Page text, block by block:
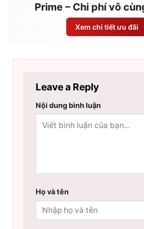
Prime – Chi phí vô
Xem chi tiết ưu đãi
Leave a Reply
Nội dung bình luận
Họ và tên